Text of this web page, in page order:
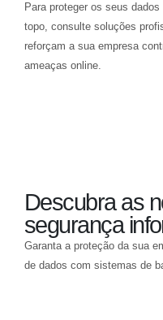
Para proteger os seus
topo, consulte soluções
reforçam a sua empresa
ameaças online.
Descubra as
segurança
Garanta a proteção da sua
de dados com sistemas de